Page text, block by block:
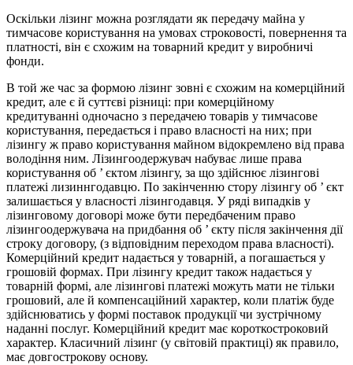
Оскільки лізинг можна розглядати як передачу майна у
тимчасове користування на умовах строковості, повернення та
платності, він є схожим на товарний кредит у виробничі
фонди.
В той же час за формою лізинг зовні є схожим на комерційний
кредит, але є й суттєві різниці: при комерційному
кредитуванні одночасно з передачею товарів у тимчасове
користування, передається і право власності на них; при
лізингу ж право користування майном відокремлено від права
володіння ним. Лізингоодержувач набуває лише права
користування об ’ єктом лізингу, за що здійснює лізингові
платежі лизиннгодавцю. По закінченню стору лізингу об ’ єкт
залишається у власності лізингодавця. У ряді випадків у
лізинговому договорі може бути передбаченим право
лізингоодержувача на придбання об ’ єкту після закінчення дії
строку договору, (з відповідним переходом права власності).
Комерційний кредит надається у товарній, а погашається у
грошовій формах. При лізингу кредит також надається у
товарній формі, але лізингові платежі можуть мати не тільки
грошовий, але й компенсаційний характер, коли платіж буде
здійснюватись у формі поставок продукції чи зустрічному
наданні послуг. Комерційний кредит має короткостроковий
характер. Класичний лізинг (у світовій практиці) як правило,
має довгострокову основу.